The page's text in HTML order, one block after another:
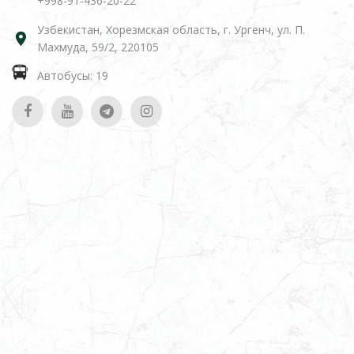
Узбекистан, Хорезмская область, г. Ургенч, ул. П.
Махмуда, 59/2, 220105
Автобусы: 19